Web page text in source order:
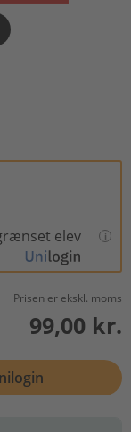
elev
Prisen er ekskl. moms
99,00 kr.